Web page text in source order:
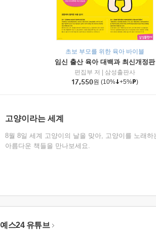
초보 부모를 위한 육아 바이블
임신 출산 육아 대백과 최신개정판
편집부 저
삼성출판사
17,550원 (10% +5% )
고양이라는 세계
8월 8일 세계 고양이의 날을 맞아, 고양이를 노래하
아름다운 책들을 만나보세요.
예스24 유튜브